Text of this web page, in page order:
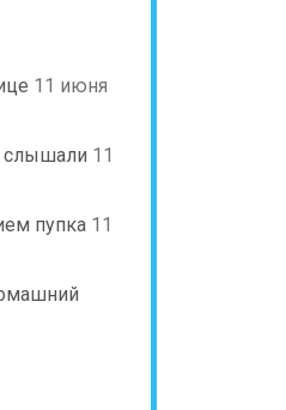
11 июня
слышали 11
пупка 11